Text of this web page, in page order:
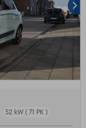
52 kW ( 71 PK )